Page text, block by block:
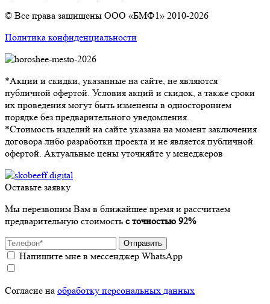
© Все права защищены ООО «БМФ1» 2010-2026
Политика конфиденциальности
*Акции и скидки, указанные на сайте, не являются
публичной офертой. Условия акций и скидок, а также сроки
их проведения могут быть изменены в одностороннем
порядке без предварительного уведомления.
*Стоимость изделий на сайте указана на момент заключения
договора либо разработки проекта и не является публичной
офертой. Актуальные цены уточняйте у менеджеров
Оставьте заявку
Мы перезвоним Вам в ближайшее время и рассчитаем
предварительную стоимость с точностью 92%
Отправить
Напишите мне в мессенджер WhatsApp
Согласие на обработку персональных данных